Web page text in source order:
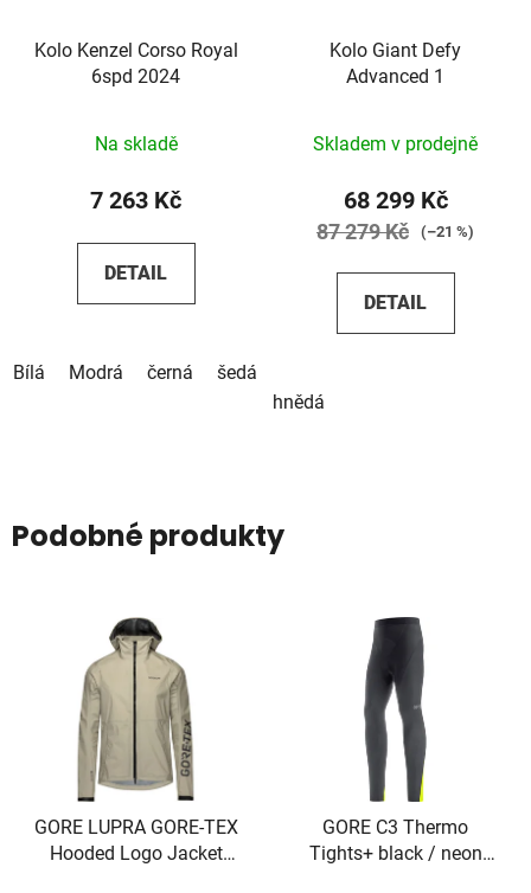
Kolo Kenzel Corso Royal
6spd 2024
Na skladě
7 263 Kč
DETAIL
Bílá Modrá černá šedá
Kolo Giant Defy
Advanced 1
Skladem v prodejně
68 299 Kč
87 279 Kč (–21 %)
DETAIL
hnědá
Podobné produkty
GORE LUPRA GORE-TEX
Hooded Logo Jacket
GORE C3 Thermo
Tights+ black / neon